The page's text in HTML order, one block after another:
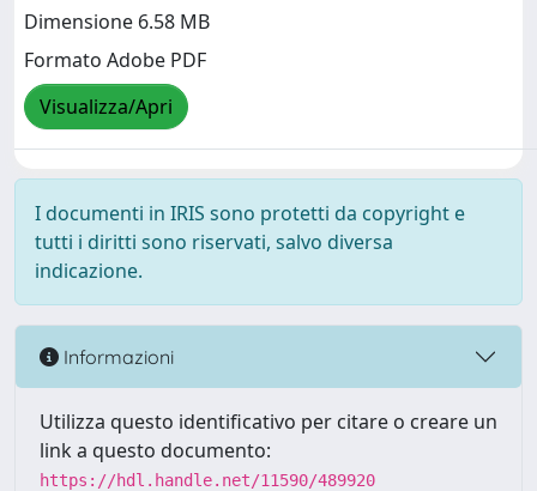
Dimensione 6.58 MB
Formato Adobe PDF
Visualizza/Apri
I documenti in IRIS sono protetti da copyright e
tutti i diritti sono riservati, salvo diversa
indicazione.
Informazioni
Utilizza questo identificativo per citare o creare un
link a questo documento:
https://hdl.handle.net/11590/489920